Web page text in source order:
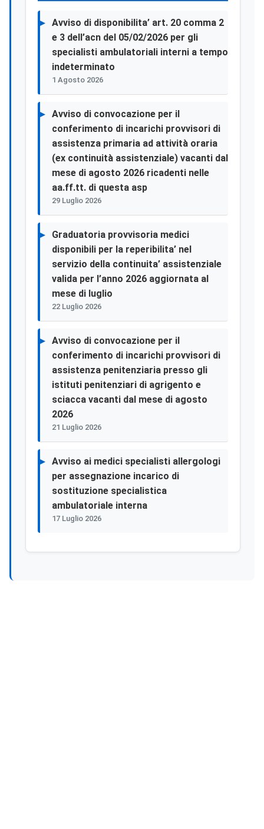
Avviso di disponibilita’ art. 20 comma 2
e 3 dell’acn del 05/02/2026 per gli
specialisti ambulatoriali interni a tempo
indeterminato
1 Agosto 2026
Avviso di convocazione per il
conferimento di incarichi provvisori di
assistenza primaria ad attività oraria
(ex continuità assistenziale) vacanti dal
mese di agosto 2026 ricadenti nelle
aa.ff.tt. di questa asp
29 Luglio 2026
Graduatoria provvisoria medici
disponibili per la reperibilita’ nel
servizio della continuita’ assistenziale
valida per l’anno 2026 aggiornata al
mese di luglio
22 Luglio 2026
Avviso di convocazione per il
conferimento di incarichi provvisori di
assistenza penitenziaria presso gli
istituti penitenziari di agrigento e
sciacca vacanti dal mese di agosto
2026
21 Luglio 2026
Avviso ai medici specialisti allergologi
per assegnazione incarico di
sostituzione specialistica
ambulatoriale interna
17 Luglio 2026